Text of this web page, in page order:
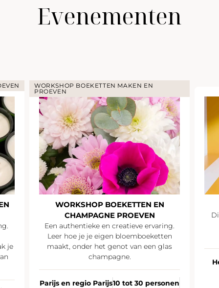
Evenementen
je
WORKSHOP BOEKETTEN MAKEN EN
PROEVEN
WORKSHOP BOEKETTEN EN
CHAMPAGNE PROEVEN
Een authentieke en creatieve ervaring.
Leer hoe je je eigen bloemboeketten
maakt, onder het genot van een glas
champagne.
Parijs en regio Parijs10 tot 30 personen